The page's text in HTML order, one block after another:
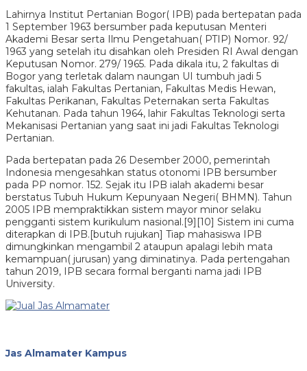
Lahirnya Institut Pertanian Bogor( IPB) pada bertepatan pada
1 September 1963 bersumber pada keputusan Menteri
Akademi Besar serta Ilmu Pengetahuan( PTIP) Nomor. 92/
1963 yang setelah itu disahkan oleh Presiden RI Awal dengan
Keputusan Nomor. 279/ 1965. Pada dikala itu, 2 fakultas di
Bogor yang terletak dalam naungan UI tumbuh jadi 5
fakultas, ialah Fakultas Pertanian, Fakultas Medis Hewan,
Fakultas Perikanan, Fakultas Peternakan serta Fakultas
Kehutanan. Pada tahun 1964, lahir Fakultas Teknologi serta
Mekanisasi Pertanian yang saat ini jadi Fakultas Teknologi
Pertanian.
Pada bertepatan pada 26 Desember 2000, pemerintah
Indonesia mengesahkan status otonomi IPB bersumber
pada PP nomor. 152. Sejak itu IPB ialah akademi besar
berstatus Tubuh Hukum Kepunyaan Negeri( BHMN). Tahun
2005 IPB mempraktikkan sistem mayor minor selaku
pengganti sistem kurikulum nasional.[9][10] Sistem ini cuma
diterapkan di IPB.[butuh rujukan] Tiap mahasiswa IPB
dimungkinkan mengambil 2 ataupun apalagi lebih mata
kemampuan( jurusan) yang diminatinya. Pada pertengahan
tahun 2019, IPB secara formal berganti nama jadi IPB
University.
Jas Almamater Kampus